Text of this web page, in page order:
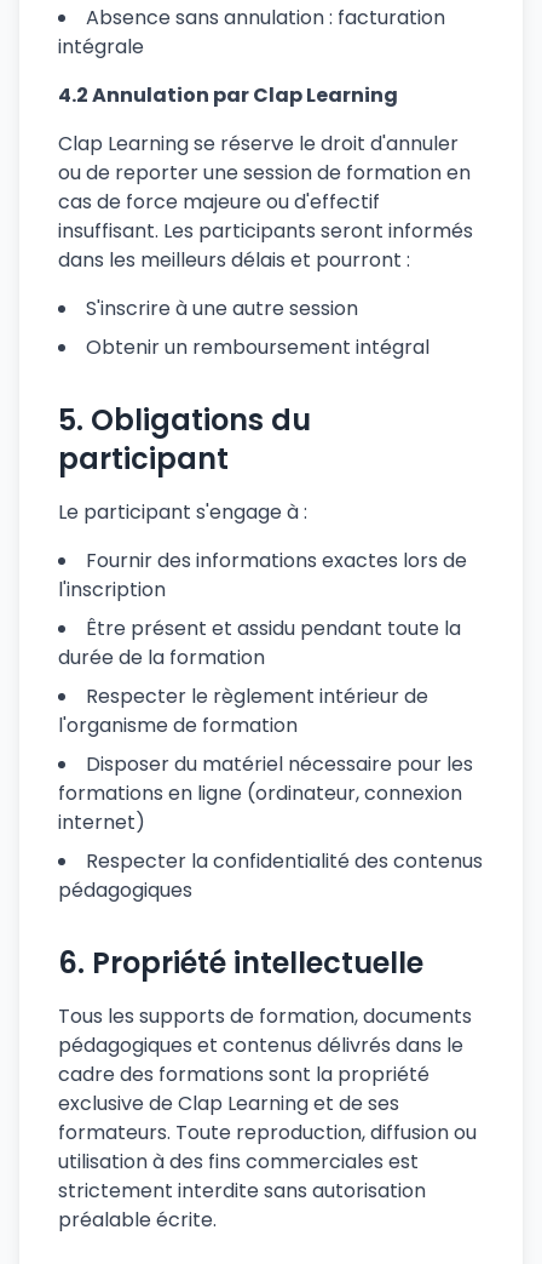
Absence sans annulation : facturation
intégrale
4.2 Annulation par Clap Learning
Clap Learning se réserve le droit d'annuler
ou de reporter une session de formation en
cas de force majeure ou d'effectif
insuffisant. Les participants seront informés
dans les meilleurs délais et pourront :
S'inscrire à une autre session
Obtenir un remboursement intégral
5. Obligations du
participant
Le participant s'engage à :
Fournir des informations exactes lors de
l'inscription
Être présent et assidu pendant toute la
durée de la formation
Respecter le règlement intérieur de
l'organisme de formation
Disposer du matériel nécessaire pour les
formations en ligne (ordinateur, connexion
internet)
Respecter la confidentialité des contenus
pédagogiques
6. Propriété intellectuelle
Tous les supports de formation, documents
pédagogiques et contenus délivrés dans le
cadre des formations sont la propriété
exclusive de Clap Learning et de ses
formateurs. Toute reproduction, diffusion ou
utilisation à des fins commerciales est
strictement interdite sans autorisation
préalable écrite.
DPC 2026
Vérifiez vos droits DPC 2026
Découvrez rapidement si votre formation peut
être prise en charge.
Un conseiller Clap Learning vous rappelle
pour vérifier votre éligibilité et vous
orienter vers la formation adaptée.